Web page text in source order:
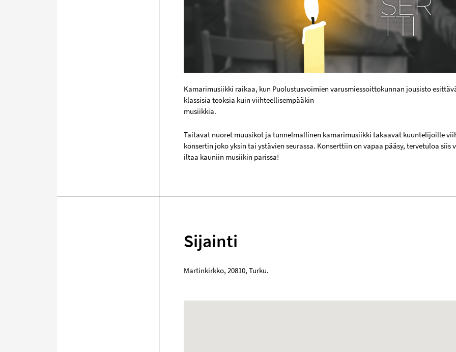
Kamarimusiikki raikaa, kun Puolustusvoimien varusmiessoittokunnan jousisto
klassisia teoksia kuin viihteellisempääkin
musiikkia.
Taitavat nuoret muusikot ja tunnelmallinen kamarimusiikki takaavat kuuntelijoille
konsertin joko yksin tai ystävien seurassa. Konserttiin on vapaa pääsy, tervetuloa siis
iltaa kauniin musiikin parissa!
Sijainti
Martinkirkko, 20810, Turku.